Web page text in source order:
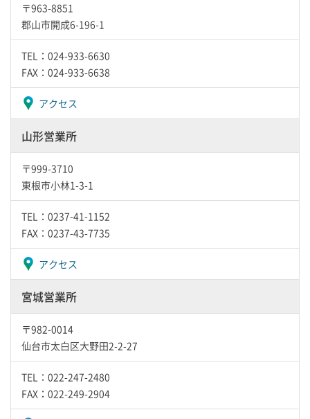
〒963-8851
郡山市開成6-196-1
TEL：024-933-6630
FAX：024-933-6638
アクセス
山形営業所
〒999-3710
東根市小林1-3-1
TEL：0237-41-1152
FAX：0237-43-7735
アクセス
宮城営業所
〒982-0014
仙台市太白区大野田2-2-27
TEL：022-247-2480
FAX：022-249-2904